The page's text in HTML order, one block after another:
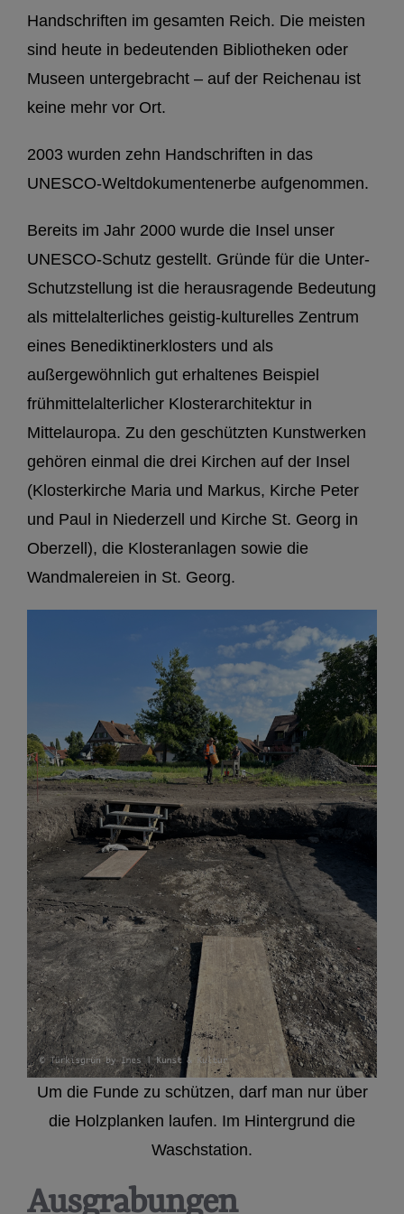
Handschriften im gesamten Reich. Die meisten
sind heute in bedeutenden Bibliotheken oder
Museen untergebracht – auf der Reichenau ist
keine mehr vor Ort.
2003 wurden zehn Handschriften in das
UNESCO-Weltdokumentenerbe aufgenommen.
Bereits im Jahr 2000 wurde die Insel unser
UNESCO-Schutz gestellt. Gründe für die Unter-
Schutzstellung ist die herausragende Bedeutung
als mittelalterliches geistig-kulturelles Zentrum
eines Benediktinerklosters und als
außergewöhnlich gut erhaltenes Beispiel
frühmittelalterlicher Klosterarchitektur in
Mittelauropa. Zu den geschützten Kunstwerken
gehören einmal die drei Kirchen auf der Insel
(Klosterkirche Maria und Markus, Kirche Peter
und Paul in Niederzell und Kirche St. Georg in
Oberzell), die Klosteranlagen sowie die
Wandmalereien in St. Georg.
Um die Funde zu schützen, darf man nur über
die Holzplanken laufen. Im Hintergrund die
Waschstation.
Ausgrabungen